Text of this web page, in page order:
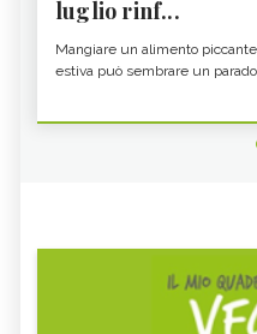
luglio rinf...
Mangiare un alimento
estiva può sembrare un